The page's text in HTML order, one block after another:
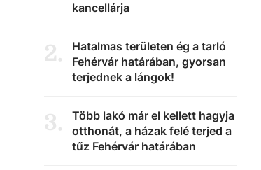
kancellárja
2.
Hatalmas területen ég a tarló
Fehérvár határában, gyorsan
terjednek a lángok!
3.
Több lakó már el kellett hagyja
otthonát, a házak felé terjed a
tűz Fehérvár határában